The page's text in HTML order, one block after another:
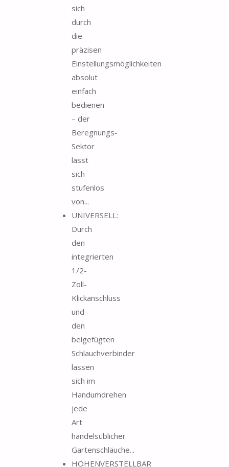
sich
durch
die
präzisen
Einstellungsmöglichkeiten
absolut
einfach
bedienen
– der
Beregnungs-
Sektor
lässt
sich
stufenlos
von...
UNIVERSELL:
Durch
den
integrierten
1/2-
Zoll-
Klickanschluss
und
den
beigefügten
Schlauchverbinder
lassen
sich im
Handumdrehen
jede
Art
handelsüblicher
Gartenschläuche...
HÖHENVERSTELLBAR